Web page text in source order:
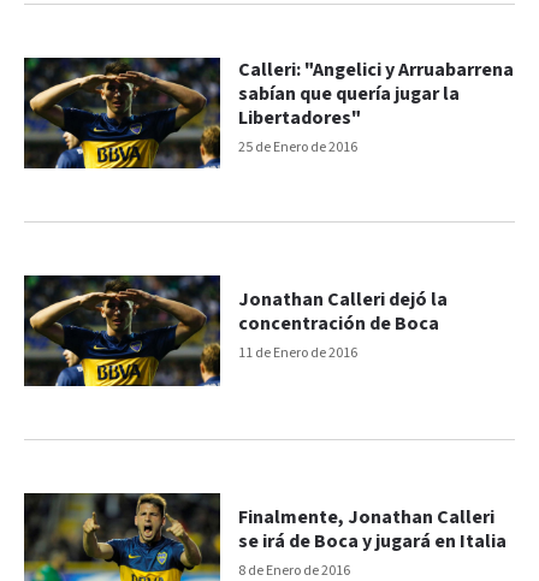
25 de Enero de 2016
Calleri: "Angelici y Arruabarrena
sabían que quería jugar la
Libertadores"
11 de Enero de 2016
Jonathan Calleri dejó la
concentración de Boca
8 de Enero de 2016
Finalmente, Jonathan Calleri
se irá de Boca y jugará en Italia